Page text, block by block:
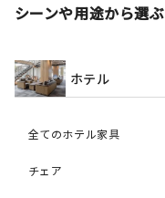
シーンや用途から選ぶ
ホテル
全てのホテル家具
チェア